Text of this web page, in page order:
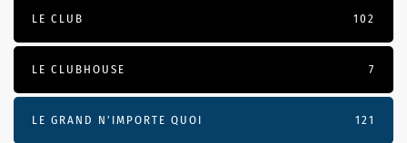
LE CLUB 102
LE CLUBHOUSE 7
LE GRAND N’IMPORTE QUOI 121